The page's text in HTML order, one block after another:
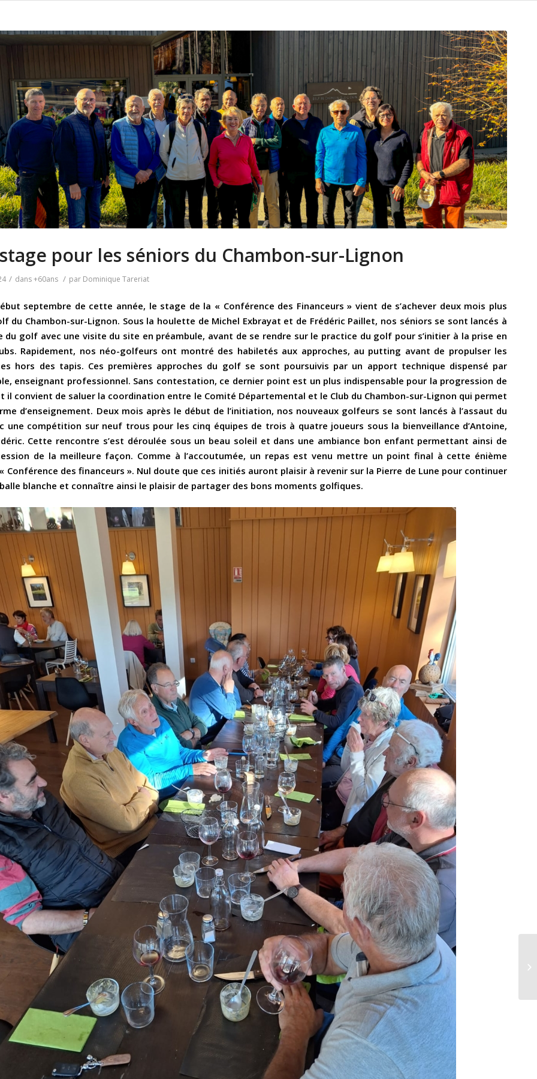
pour les séniors du Chambon-sur-Lignon
/ dans+60ans / par Dominique Tareriat
septembre de cette année, le stage de la « Conférence des Financeurs » vient de s’achever deux mois plus
du Chambon-sur-Lignon. Sous la houlette de Michel Exbrayat et de Frédéric Paillet, nos séniors se sont lancés à
du golf avec une visite du site en préambule, avant de se rendre sur le practice du golf pour s’initier à la prise en
Rapidement, nos néo-golfeurs ont montré des habiletés aux approches, au putting avant de propulser les
hors des tapis. Ces premières approches du golf se sont poursuivis par un apport technique dispensé par
enseignant professionnel. Sans contestation, ce dernier point est un plus indispensable pour la progression de
il convient de saluer la coordination entre le Comité Départemental et le Club du Chambon-sur-Lignon qui permet
d’enseignement. Deux mois après le début de l’initiation, nos nouveaux golfeurs se sont lancés à l’assaut du
une compétition sur neuf trous pour les cinq équipes de trois à quatre joueurs sous la bienveillance d’Antoine,
Cette rencontre s’est déroulée sous un beau soleil et dans une ambiance bon enfant permettant ainsi de
de la meilleure façon. Comme à l’accoutumée, un repas est venu mettre un point final à cette énième
Conférence des financeurs ». Nul doute que ces initiés auront plaisir à revenir sur la Pierre de Lune pour continuer
blanche et connaître ainsi le plaisir de partager des bons moments golfiques.